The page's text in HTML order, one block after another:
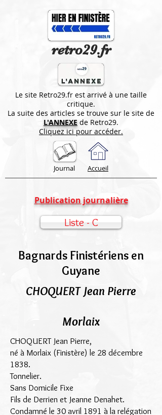
retro29.fr
Le site Retro29.fr est arrivé à une taille
critique.
La suite des articles se trouve sur le site de
L'ANNEXE de Retro29.
Cliquez ici pour accéder.
Journal Accueil
Publication journalière
Liste - C
Bagnards Finistériens en
Guyane
CHOQUERT Jean Pierre
Morlaix
CHOQUERT Jean Pierre,
né à Morlaix (Finistère) le 28 décembre
1838.
Tonnelier.
Sans Domicile Fixe
Fils de Derrien et Jeanne Denahet.
Condamné le 30 avril 1891 à la relégation